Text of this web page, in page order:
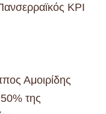
ΚΡΙ
Αμοιρίδης
της